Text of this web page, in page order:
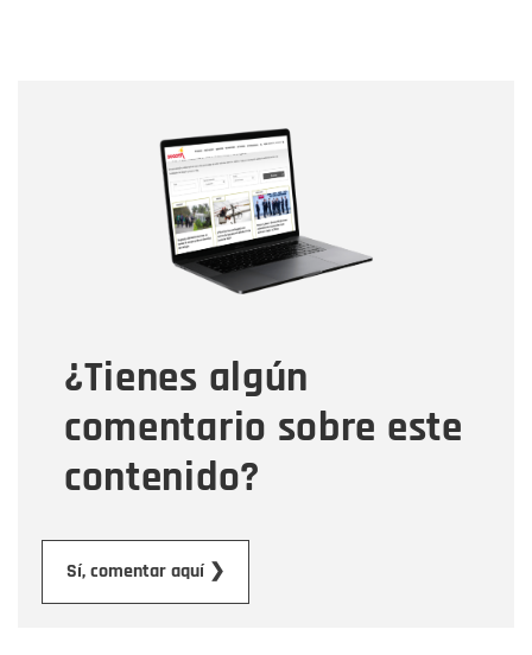
¿Tienes algún
comentario sobre este
contenido?
Sí, comentar aquí ❯
Correo electrónico
Tipo de comentario
Mensaje